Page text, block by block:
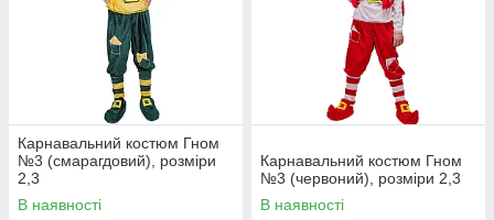
Карнавальний костюм Гном
№3 (смарагдовий), розміри
2,3
В наявності
Карнавальний костюм Гном
№3 (червоний), розміри 2,3
В наявності